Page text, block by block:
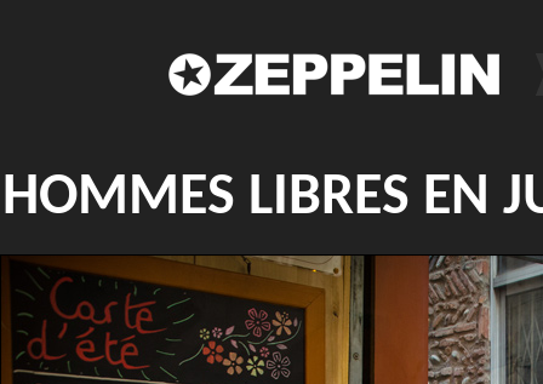
HOMMES LIBRES EN